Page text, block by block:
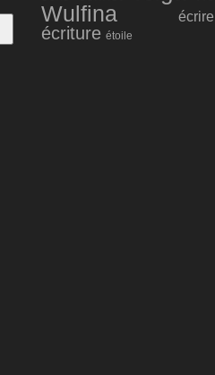
Wulfina écrire
écriture étoile